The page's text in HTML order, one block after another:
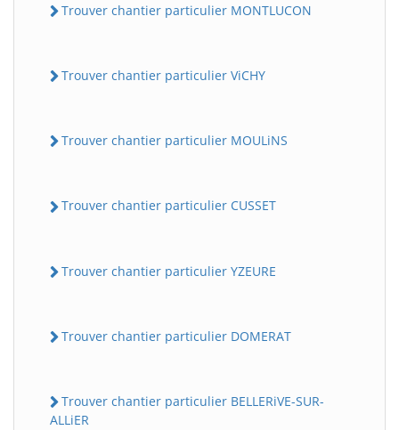
Trouver chantier particulier MONTLUCON
Trouver chantier particulier ViCHY
Trouver chantier particulier MOULiNS
Trouver chantier particulier CUSSET
Trouver chantier particulier YZEURE
Trouver chantier particulier DOMERAT
Trouver chantier particulier BELLERiVE-SUR-
ALLiER